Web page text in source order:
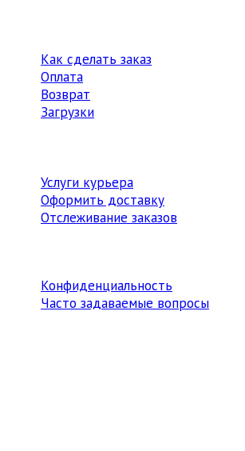
Как сделать заказ
Оплата
Возврат
Загрузки
Услуги курьера
Оформить доставку
Отслеживание заказов
Конфиденциальность
Часто задаваемые вопросы